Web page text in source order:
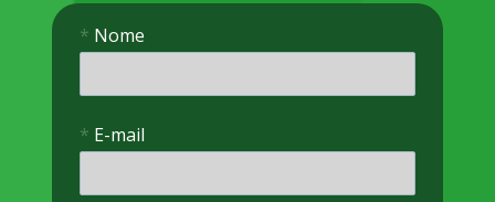
* Nome
* E-mail